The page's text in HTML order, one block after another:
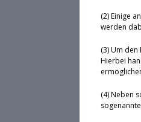
(2) Einige
werden
(3) Um
Hierbei
(4) Neben